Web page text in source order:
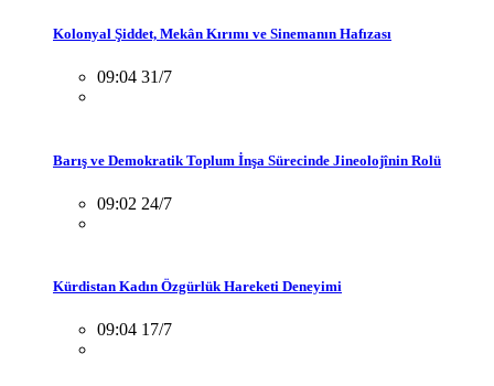
Kolonyal Şiddet, Mekân Kırımı ve Sinemanın Hafızası
09:04 31/7
Barış ve Demokratik Toplum İnşa Sürecinde Jineolojînin Rolü
09:02 24/7
Kürdistan Kadın Özgürlük Hareketi Deneyimi
09:04 17/7